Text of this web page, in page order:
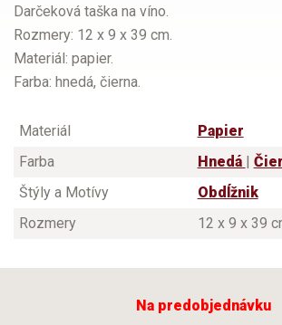
Darčeková taška na víno.
Rozmery: 12 x 9 x 39 cm.
Materiál: papier.
Farba: hnedá, čierna.
Materiál
Papier
Farba
Hnedá
Štýly a Motívy
Obdĺžnik
Rozmery
12 x 9 x 39
Na predobjednávku